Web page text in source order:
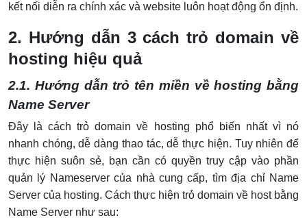
kết nối diễn ra chính xác và website luôn hoạt động ổn định.
2. Hướng dẫn 3 cách trỏ domain về
hosting hiệu quả
2.1. Hướng dẫn trỏ tên miền về hosting bằng
Name Server
Đây là cách trỏ domain về hosting phổ biến nhất vì nó
nhanh chóng, dễ dàng thao tác, dễ thực hiện. Tuy nhiên để
thực hiện suôn sẻ, bạn cần có quyền truy cập vào phần
quản lý Nameserver của nhà cung cấp, tìm địa chỉ Name
Server của hosting. Cách thực hiện trỏ domain về host bằng
Name Server như sau: